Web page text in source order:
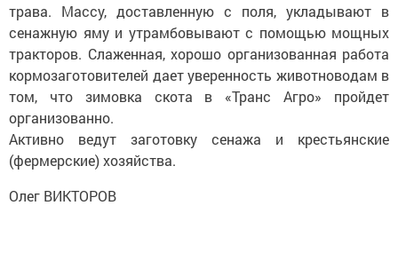
трава. Массу, доставленную с поля, укладывают в
сенажную яму и утрамбовывают с по­мощью мощных
тракторов. Слаженная, хорошо организованная работа
кормозаготовителей дает уверенность животноводам в
том, что зимовка скота в «Транс Агро» пройдет
организованно.
Активно ведут заготовку сенажа и крестьянские
(фермерские) хозяйства.
Олег ВИКТОРОВ